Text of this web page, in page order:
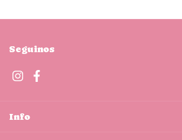
Seguinos
Info